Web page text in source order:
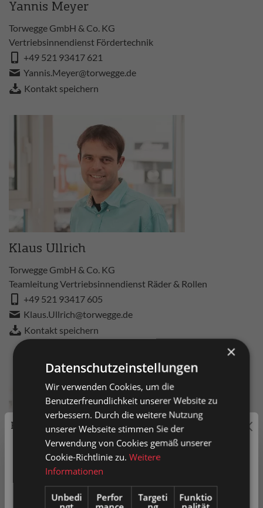
Yannis Meyer
Torwegge GmbH & Co. KG
Vertriebsinnendienst Fördertechnik
+49 521 93417 621
Yannis.Meyer@torwegge.de
Kontakt speichern
Klaus Ullrich
Torwegge GmbH & Co. KG
Teamleitung Vertriebsinnendienst Räder & Rollen
+49 521 93417 605
Klaus.Ullrich@torwegge.de
Kontakt speichern
Oliver Völkner
Preisauszeichnung
Privatkunden können Preise mit MwSt. (brutto) und
Geschäftskunden Preise ohne MwSt. (netto) angezeigt
werden.
×
Datenschutzeinstellungen
Wir verwenden Cookies, um die
Benutzerfreundlichkeit unserer Website zu
verbessern. Durch die weitere Nutzung
unserer Webseite stimmen Sie der
Verwendung von Cookies gemäß unserer
Cookie-Richtlinie zu.Weitere
Informationen
Unbedi
Perfor
Targeti
Funktio